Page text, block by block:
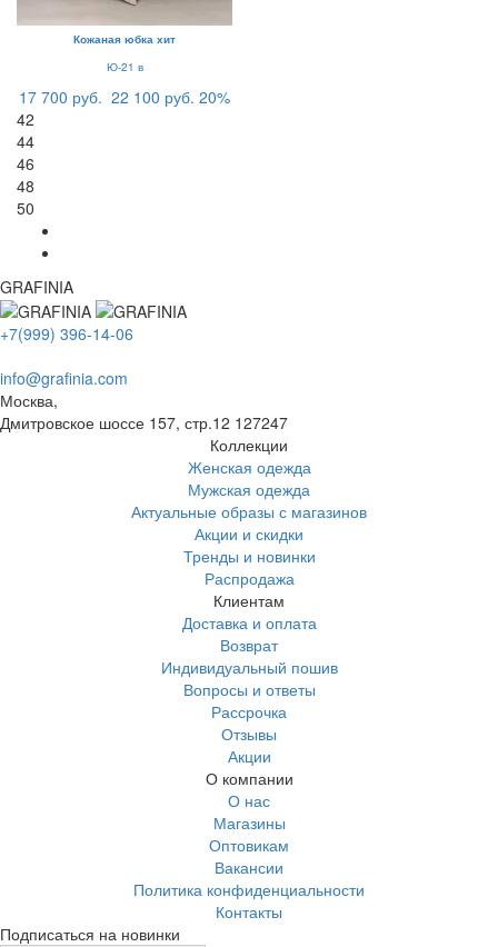
Кожаная юбка хит
Ю-21 в
17 700 руб. 22 100 руб. 20%
42
44
46
48
50
GRAFINIA
+7(999) 396-14-06
info@grafinia.com
Москва,
Дмитровское шоссе 157, стр.12 127247
Коллекции
Женская одежда
Мужская одежда
Актуальные образы с магазинов
Акции и скидки
Тренды и новинки
Распродажа
Клиентам
Доставка и оплата
Возврат
Индивидуальный пошив
Вопросы и ответы
Рассрочка
Отзывы
Акции
О компании
О нас
Магазины
Оптовикам
Вакансии
Политика конфиденциальности
Контакты
Подписаться на новинки